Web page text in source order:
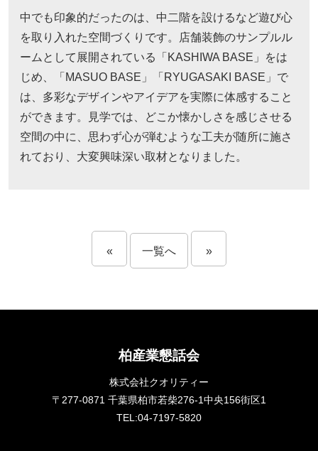
中でも印象的だったのは、中二階を設けるなど遊び心
を取り入れた空間づくりです。店舗装飾のサンプルル
ームとして展開されている「KASHIWA BASE」をは
じめ、「MASUO BASE」「RYUGASAKI BASE」で
は、多彩なデザインやアイデアを実際に体感すること
ができます。見学では、どこか懐かしさを感じさせる
空間の中に、思わず心が弾むような工夫が随所に施さ
れており、大変興味深い取材となりました。
« 一覧へ »
柏産業懇話会
株式会社クオリティー
〒277-0871 千葉県柏市若柴276-1中央156街区1
TEL:04-7197-5820